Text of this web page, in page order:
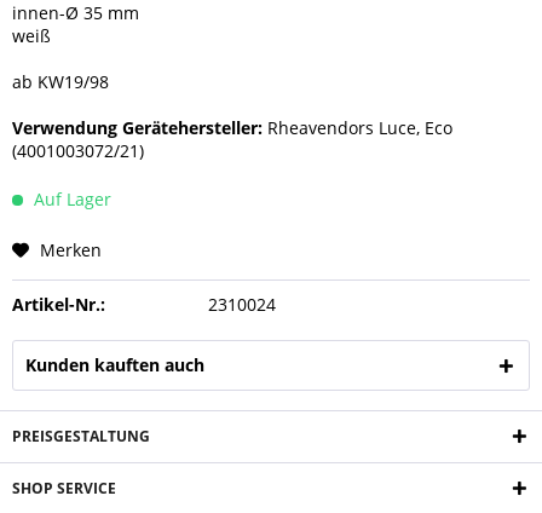
innen-Ø 35 mm
weiß
ab KW19/98
Verwendung Gerätehersteller: Rheavendors Luce, Eco
(4001003072/21)
Auf Lager
Merken
Artikel-Nr.: 2310024
Kunden kauften auch
PREISGESTALTUNG
SHOP SERVICE